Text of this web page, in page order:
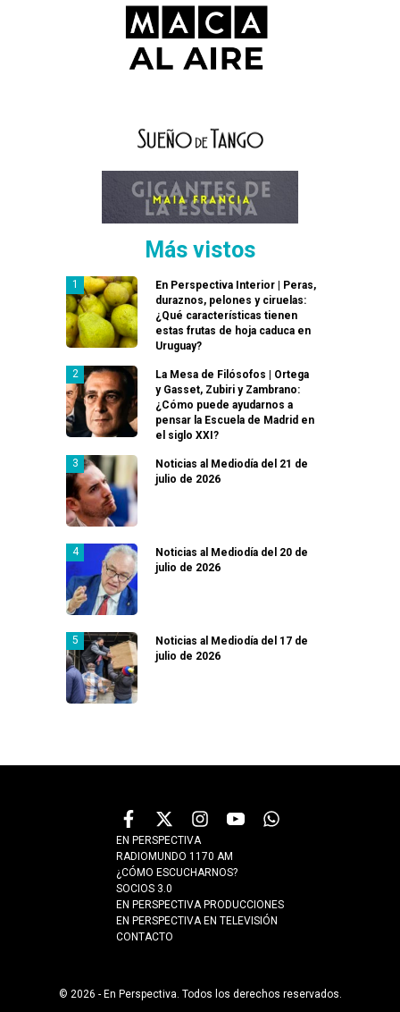
Más vistos
En Perspectiva Interior | Peras,
duraznos, pelones y ciruelas:
¿Qué características tienen
estas frutas de hoja caduca en
Uruguay?
La Mesa de Filósofos | Ortega
y Gasset, Zubiri y Zambrano:
¿Cómo puede ayudarnos a
pensar la Escuela de Madrid en
el siglo XXI?
Noticias al Mediodía del 21 de
julio de 2026
Noticias al Mediodía del 20 de
julio de 2026
Noticias al Mediodía del 17 de
julio de 2026
EN PERSPECTIVA
RADIOMUNDO 1170 AM
¿CÓMO ESCUCHARNOS?
SOCIOS 3.0
EN PERSPECTIVA PRODUCCIONES
EN PERSPECTIVA EN TELEVISIÓN
CONTACTO
© 2026 - En Perspectiva. Todos los derechos reservados.